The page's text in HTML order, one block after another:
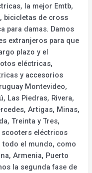
la mejor Emtb,
bicicletas de cross
para damas. Damos
extranjeros para que
plazo y el
eléctricas,
y accesorios
Montevideo,
Las Piedras, Rivera,
Artigas, Minas,
Treinta y Tres,
scooters eléctricos
todo el mundo, como
Armenia, Puerto
la segunda fase de